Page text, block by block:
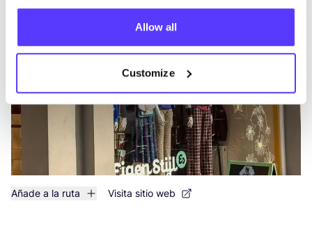
Allow all
Customize
Añade a la ruta Visita sitio web
like